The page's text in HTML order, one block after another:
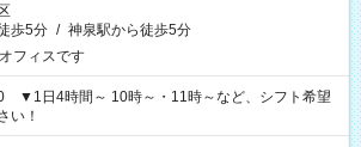
歩5分 / 神泉駅から徒歩5分
フィスです
▼1日4時間～ 10時～・11時～など、シフト希望
い！